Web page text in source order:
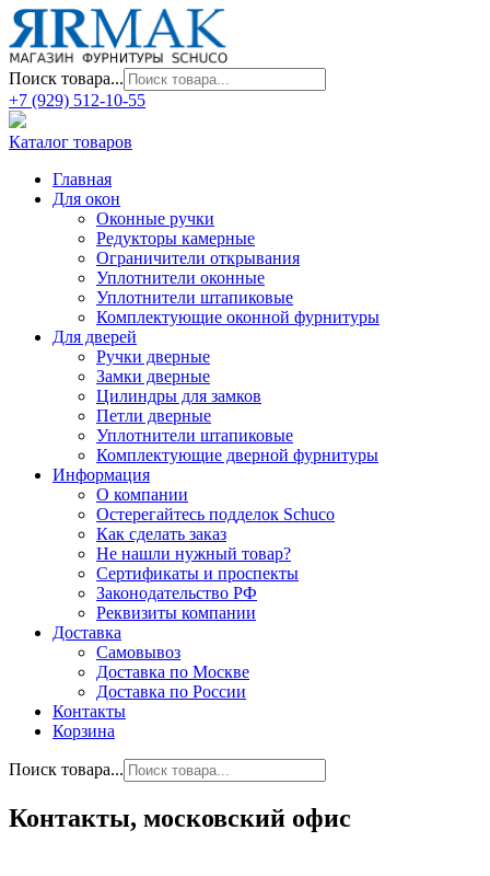
Поиск товара...
+7 (929) 512-10-55
Каталог товаров
Главная
Для окон
Оконные ручки
Редукторы камерные
Ограничители открывания
Уплотнители оконные
Уплотнители штапиковые
Комплектующие оконной фурнитуры
Для дверей
Ручки дверные
Замки дверные
Цилиндры для замков
Петли дверные
Уплотнители штапиковые
Комплектующие дверной фурнитуры
Информация
О компании
Остерегайтесь подделок Schuco
Как сделать заказ
Не нашли нужный товар?
Сертификаты и проспекты
Законодательство РФ
Реквизиты компании
Доставка
Самовывоз
Доставка по Москве
Доставка по России
Контакты
Корзина
Поиск товара...
Контакты, московский офис